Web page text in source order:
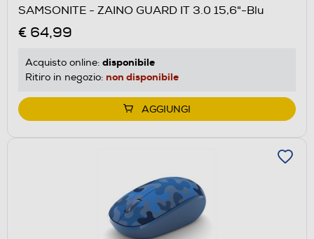
SAMSONITE - ZAINO GUARD IT 3.0 15,6"-Blu
€ 64,99
Acquisto online: disponibile
Ritiro in negozio: non disponibile
AGGIUNGI